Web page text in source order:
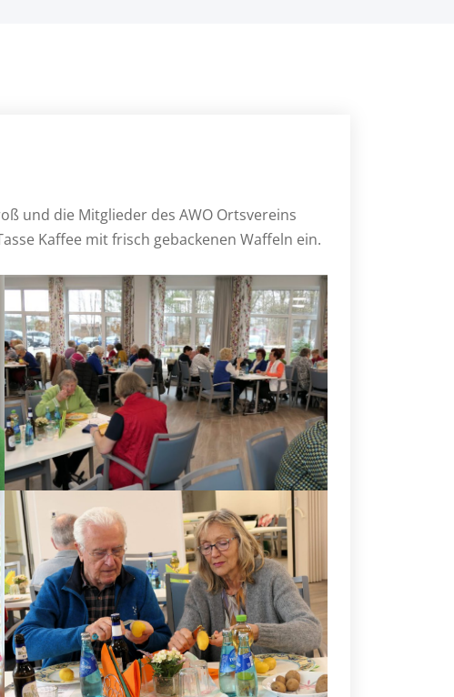
und die Mitglieder des AWO Ortsvereins
Kaffee mit frisch gebackenen Waffeln ein.